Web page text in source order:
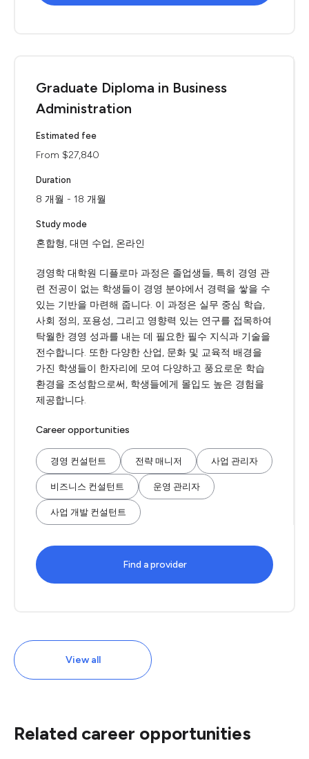
Graduate Diploma in Business
Administration
Estimated fee
From $27,840
Duration
8 개월 - 18 개월
Study mode
혼합형, 대면 수업, 온라인
경영학 대학원 디플로마 과정은 졸업생들, 특히 경영 관
련 전공이 없는 학생들이 경영 분야에서 경력을 쌓을 수
있는 기반을 마련해 줍니다. 이 과정은 실무 중심 학습,
사회 정의, 포용성, 그리고 영향력 있는 연구를 접목하여
탁월한 경영 성과를 내는 데 필요한 필수 지식과 기술을
전수합니다. 또한 다양한 산업, 문화 및 교육적 배경을
가진 학생들이 한자리에 모여 다양하고 풍요로운 학습
환경을 조성함으로써, 학생들에게 몰입도 높은 경험을
제공합니다.
Career opportunities
경영 컨설턴트 전략 매니저 사업 관리자
비즈니스 컨설턴트 운영 관리자
사업 개발 컨설턴트
Find a provider
View all
Related career opportunities